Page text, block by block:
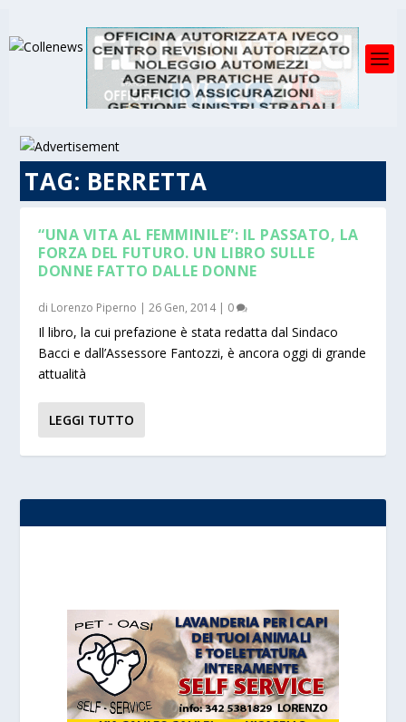
TAG: BERRETTA
“UNA VITA AL FEMMINILE”: IL PASSATO, LA
FORZA DEL FUTURO. UN LIBRO SULLE
DONNE FATTO DALLE DONNE
di Lorenzo Piperno |26 Gen, 2014| 0
Il libro, la cui prefazione è stata redatta dal Sindaco
Bacci e dall’Assessore Fantozzi, è ancora oggi di grande
attualità
LEGGI TUTTO